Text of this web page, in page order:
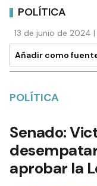
POLÍTICA
13 de junio de 2024
Añadir como
POLÍTICA
Senado:
aprobar la